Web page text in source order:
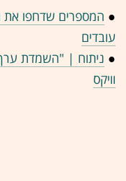
● המספרים שדחפו את
עובדים
● ניתוח | "השמדת
וויקס